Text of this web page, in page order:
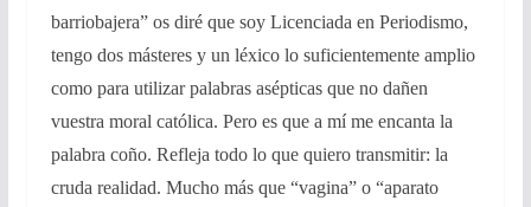
barriobajera” os diré que soy Licenciada en Periodismo,
tengo dos másteres y un léxico lo suficientemente amplio
como para utilizar palabras asépticas que no dañen
vuestra moral católica. Pero es que a mí me encanta la
palabra coño. Refleja todo lo que quiero transmitir: la
cruda realidad. Mucho más que “vagina” o “aparato